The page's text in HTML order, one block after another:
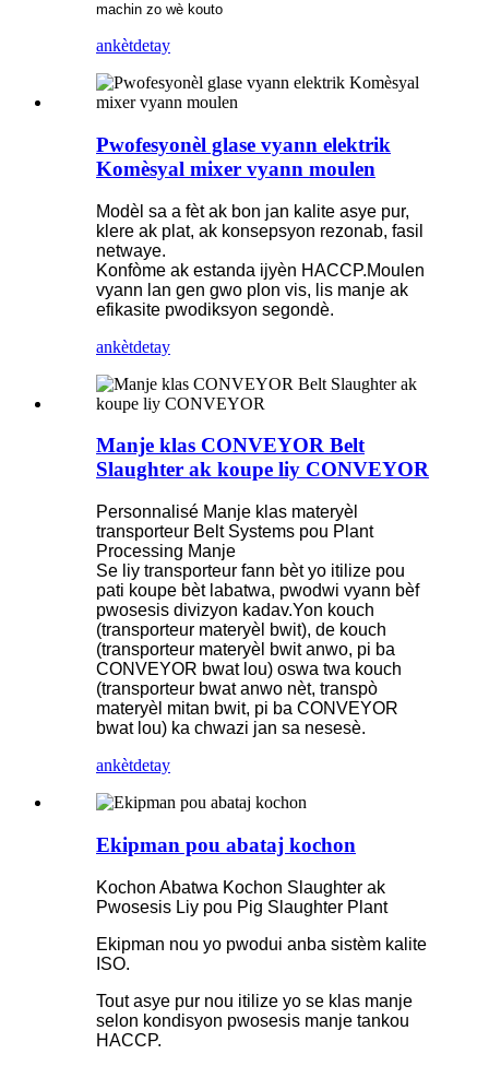
machin zo wè kouto
ankètdetay
Pwofesyonèl glase vyann elektrik
Komèsyal mixer vyann moulen
Modèl sa a fèt ak bon jan kalite asye pur,
klere ak plat, ak konsepsyon rezonab, fasil
netwaye.
Konfòme ak estanda ijyèn HACCP.Moulen
vyann lan gen gwo plon vis, lis manje ak
efikasite pwodiksyon segondè.
ankètdetay
Manje klas CONVEYOR Belt
Slaughter ak koupe liy CONVEYOR
Personnalisé Manje klas materyèl
transporteur Belt Systems pou Plant
Processing Manje
Se liy transporteur fann bèt yo itilize pou
pati koupe bèt labatwa, pwodwi vyann bèf
pwosesis divizyon kadav.Yon kouch
(transporteur materyèl bwit), de kouch
(transporteur materyèl bwit anwo, pi ba
CONVEYOR bwat lou) oswa twa kouch
(transporteur bwat anwo nèt, transpò
materyèl mitan bwit, pi ba CONVEYOR
bwat lou) ka chwazi jan sa nesesè.
ankètdetay
Ekipman pou abataj kochon
Kochon Abatwa Kochon Slaughter ak
Pwosesis Liy pou Pig Slaughter Plant
Ekipman nou yo pwodui anba sistèm kalite
ISO.
Tout asye pur nou itilize yo se klas manje
selon kondisyon pwosesis manje tankou
HACCP.